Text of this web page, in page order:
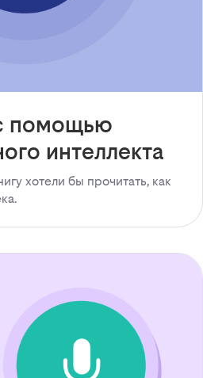
помощью
интеллекта
хотели бы прочитать, как